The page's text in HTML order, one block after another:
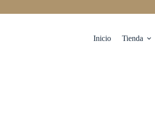
Inicio Tienda